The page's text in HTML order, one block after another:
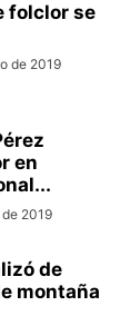
folclor se
de 2019
en
2019
de
montaña